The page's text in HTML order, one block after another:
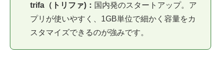
trifa（トリファ)： 国内発のスタートアップ。ア
プリが使いやすく、1GB単位で細かく容量をカ
スタマイズできるのが強みです。